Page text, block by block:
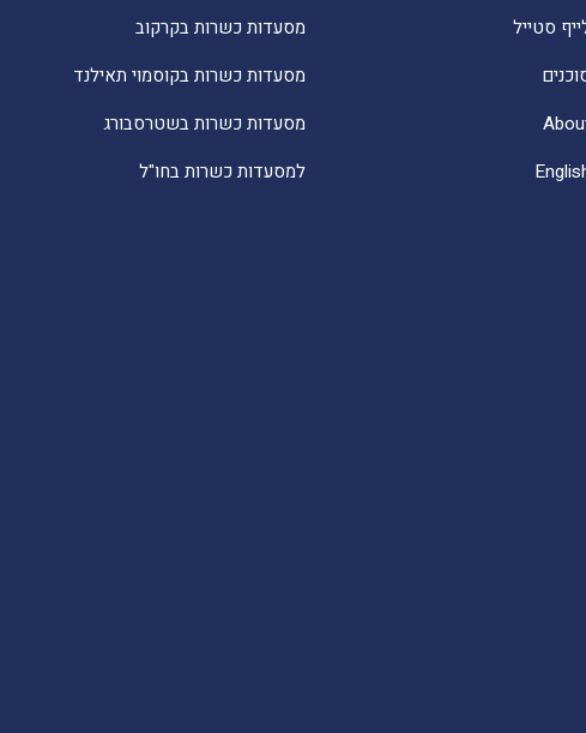
מסעדות כשרות בקרקוב
מסעדות כשרות בקוסמוי תאילנד
מסעדות כשרות בשטרסבורג
למסעדות כשרות בחו"ל
סטייל